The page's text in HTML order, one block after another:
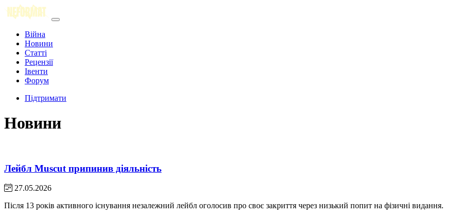
Війна
Новини
Статті
Рецензії
Івенти
Форум
Підтримати
Новини
Лейбл Muscut припинив діяльність
27.05.2026
Після 13 років активного існування незалежний лейбл оголосив про своє закриття через низький попит на фізичні видання.